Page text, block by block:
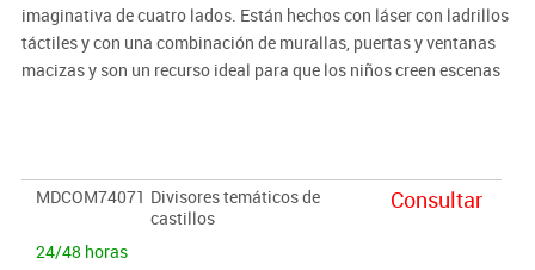
imaginativa de cuatro lados. Están hechos con láser con ladrillos
táctiles y con una combinación de murallas, puertas y ventanas
macizas y son un recurso ideal para que los niños creen escenas
MDCOM74071 Divisores temáticos de
castillos
24/48 horas
Consultar